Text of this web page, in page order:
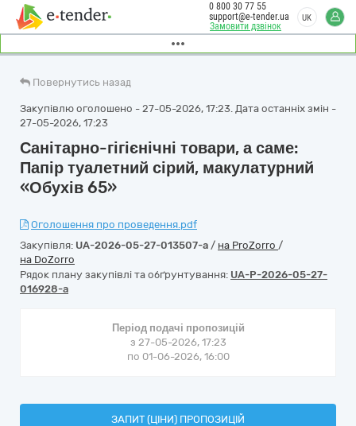
Замовити дзвінок
0 800 30 77 55
support@e-tender.ua
UK
Повернутись назад
Закупівлю оголошено - 27-05-2026, 17:23. Дата останніх змін -
27-05-2026, 17:23
Санітарно-гігієнічні товари, а саме:
Папір туалетний сірий, макулатурний
«Обухів 65»
Оголошення про проведення.pdf
Закупівля: UA-2026-05-27-013507-a / на ProZorro /
на DoZorro
Рядок плану закупівлі та обґрунтування: UA-P-2026-05-27-
016928-a
Період подачі пропозицій
з 27-05-2026, 17:23
по 01-06-2026, 16:00
ЗАПИТ (ЦІНИ) ПРОПОЗИЦІЙ